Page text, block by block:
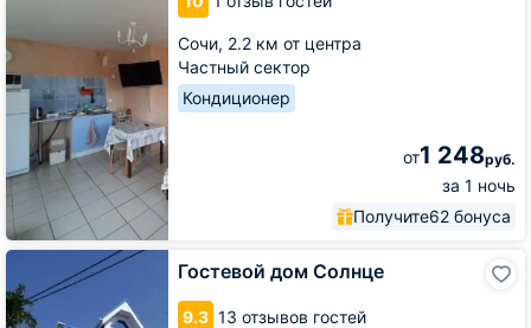
Сочи, 2.2 км от центра
Частный сектор
Кондиционер
от1 248руб.
за 1 ночь
Получите62 бонуса
Гостевой дом Солнце
9.3 13 отзывов гостей
Гостевой
дом
Солнце